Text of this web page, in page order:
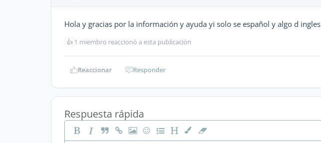
Hola y gracias por la información y ayuda yi solo se español y algo d ingles
👍 1 miembro reaccionó a esta publicación
Reaccionar Responder
Respuesta rápida